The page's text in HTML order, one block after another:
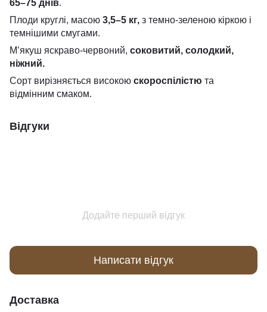
65–75 днів.
Плоди круглі, масою 3,5–5 кг, з темно-зеленою кіркою і
темнішими смугами.
М’якуш яскраво-червоний, соковитий, солодкий,
ніжний.
Сорт вирізняється високою скороспілістю та
відмінним смаком.
Відгуки
Додайте перший відгук
Написати відгук
Доставка